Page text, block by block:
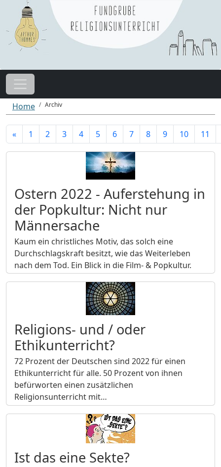
Home Archiv
« 1 2 3 4 5 6 7 8 9 10 11
Ostern 2022 - Auferstehung in
der Popkultur: Nicht nur
Männersache
Kaum ein christliches Motiv, das solch eine
Durchschlagskraft besitzt, wie das Weiterleben
nach dem Tod. Ein Blick in die Film- & Popkultur.
Religions- und / oder
Ethikunterricht?
72 Prozent der Deutschen sind 2022 für einen
Ethikunterricht für alle. 50 Prozent von ihnen
befürworten einen zusätzlichen
Religionsunterricht mit…
Ist das eine Sekte?